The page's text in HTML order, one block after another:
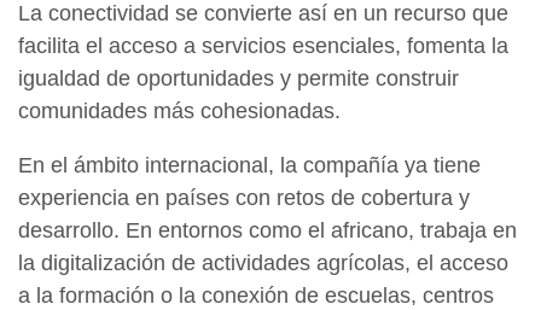
La conectividad se convierte así en un recurso que
facilita el acceso a servicios esenciales, fomenta la
igualdad de oportunidades y permite construir
comunidades más cohesionadas.
En el ámbito internacional, la compañía ya tiene
experiencia en países con retos de cobertura y
desarrollo. En entornos como el africano, trabaja en
la digitalización de actividades agrícolas, el acceso
a la formación o la conexión de escuelas, centros